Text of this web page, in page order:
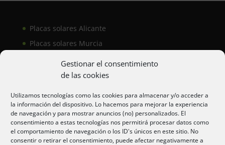
Gestionar el consentimiento
de las cookies
Utilizamos tecnologías como las cookies para almacenar y/o acceder a
la información del dispositivo. Lo hacemos para mejorar la experiencia
de navegación y para mostrar anuncios (no) personalizados. El
consentimiento a estas tecnologías nos permitirá procesar datos como
el comportamiento de navegación o los ID's únicos en este sitio. No
consentir o retirar el consentimiento, puede afectar negativamente a
Placas solares Alicante
Placas solares Murcia
Aire acondicionado Alicante
Aire acondicionador Murcia
Aire acondicionado San Juan